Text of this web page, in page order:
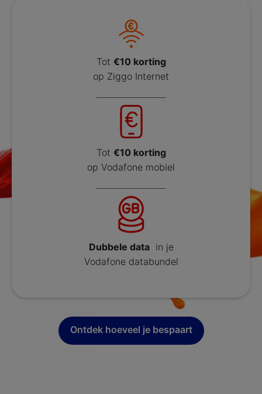
Tot €10 korting
op Ziggo Internet
Tot €10 korting
op Vodafone mobiel
Dubbele datain je
Vodafone databundel
Ontdek hoeveel je bespaart